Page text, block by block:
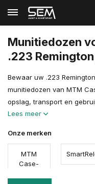
Terug Home
Munitiedozen
.223
Bewaar uw .223
munitiedozen van MTM
opslag, transport en
Lees meer
Onze merken
MTM
Case-